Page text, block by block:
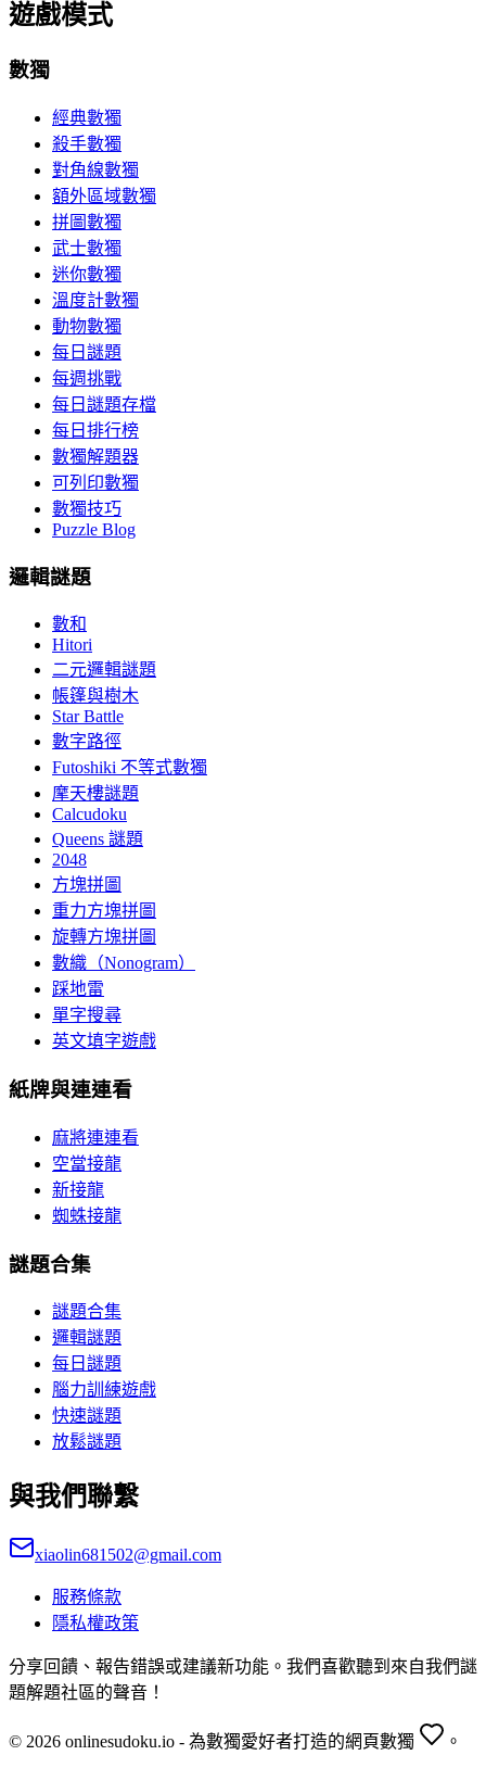
遊戲模式
數獨
經典數獨
殺手數獨
對角線數獨
額外區域數獨
拼圖數獨
武士數獨
迷你數獨
溫度計數獨
動物數獨
每日謎題
每週挑戰
每日謎題存檔
每日排行榜
數獨解題器
可列印數獨
數獨技巧
Puzzle Blog
邏輯謎題
數和
Hitori
二元邏輯謎題
帳篷與樹木
Star Battle
數字路徑
Futoshiki 不等式數獨
摩天樓謎題
Calcudoku
Queens 謎題
2048
方塊拼圖
重力方塊拼圖
旋轉方塊拼圖
數織（Nonogram）
踩地雷
單字搜尋
英文填字遊戲
紙牌與連連看
麻將連連看
空當接龍
新接龍
蜘蛛接龍
謎題合集
謎題合集
邏輯謎題
每日謎題
腦力訓練遊戲
快速謎題
放鬆謎題
與我們聯繫
xiaolin681502@gmail.com
服務條款
隱私權政策
分享回饋、報告錯誤或建議新功能。我們喜歡聽到來自我們謎
題解題社區的聲音！
© 2026 onlinesudoku.io - 為數獨愛好者打造的網頁數獨 。